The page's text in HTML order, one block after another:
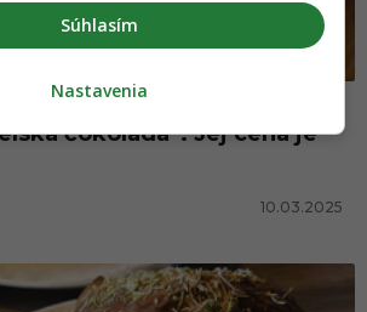
čokoládu, novým
čokoláda“. Jej cena je
10.03.2025
Súhlasím
Nastavenia